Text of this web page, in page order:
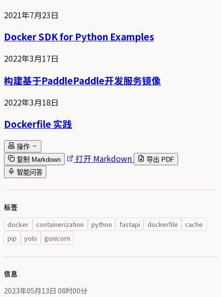
2021年7月23日
Docker SDK for Python Examples
2022年3月17日
构建基于PaddlePaddle开发服务镜像
2022年3月18日
Dockerfile 实践
操作
复制 Markdown
打开 Markdown
导出 PDF
智能问答
标签
docker containerization python fastapi dockerfile
cache
pip
yolo gunicorn
信息
2023年05月13日 08时00分